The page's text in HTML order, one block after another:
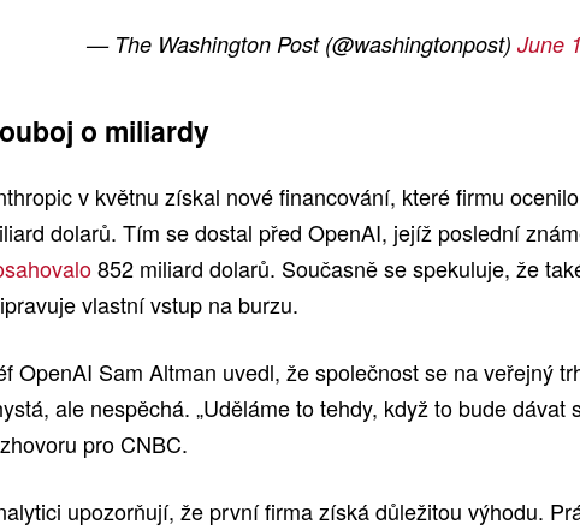
— The Washington Post (@washingtonpost) June
o miliardy
v květnu získal nové financování, které firmu
dolarů. Tím se dostal před OpenAI, jejíž poslední
852 miliard dolarů. Současně se spekuluje, že
vlastní vstup na burzu.
OpenAI Sam Altman uvedl, že společnost se na veřejný
ale nespěchá. „Uděláme to tehdy, když to bude dávat
pro CNBC.
upozorňují, že první firma získá důležitou výhodu.